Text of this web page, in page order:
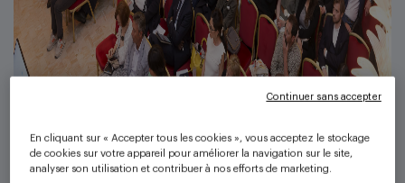
En cliquant sur « Accepter tous les cookies », vous acceptez le stockage
de cookies sur votre appareil pour améliorer la navigation sur le site,
analyser son utilisation et contribuer à nos efforts de marketing.
Continuer sans accepter